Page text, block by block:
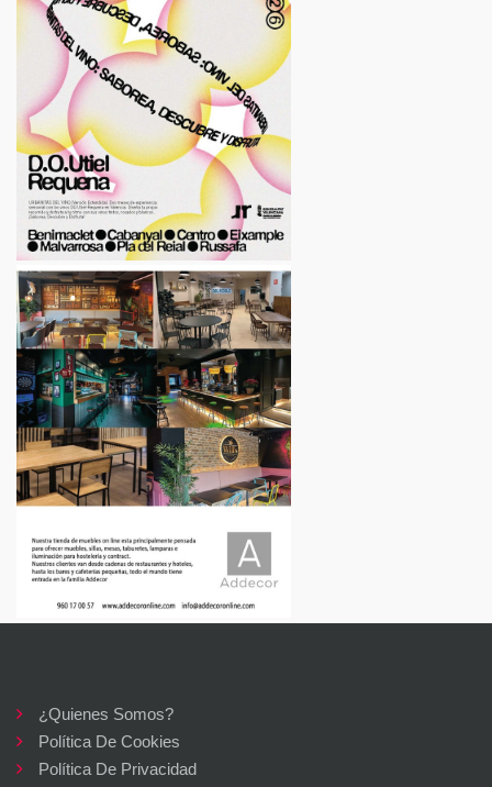
¿Quienes Somos?
Política De Cookies
Política De Privacidad